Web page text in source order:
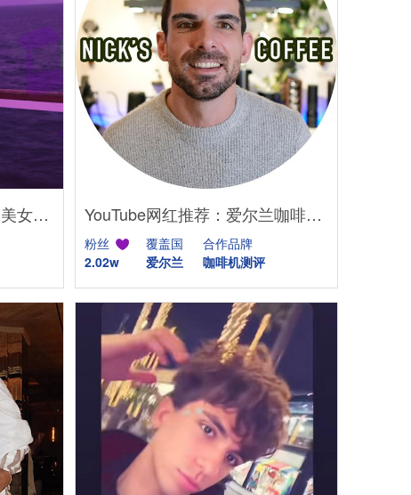
TikTok网红推荐：美国舞蹈美女娱乐达人资源 YouTube网红推荐：爱尔兰咖啡设备测评博主
粉丝
2.02w
覆盖国
爱尔兰
合作品牌
咖啡机测评